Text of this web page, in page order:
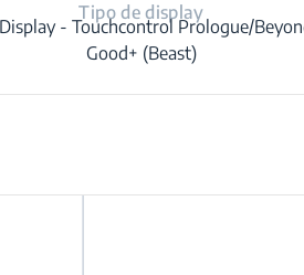
Tipo de display
- Touchcontrol Prologue/
Good+ (Beast)